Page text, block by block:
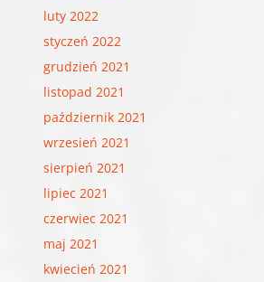
luty 2022
styczeń 2022
grudzień 2021
listopad 2021
październik 2021
wrzesień 2021
sierpień 2021
lipiec 2021
czerwiec 2021
maj 2021
kwiecień 2021